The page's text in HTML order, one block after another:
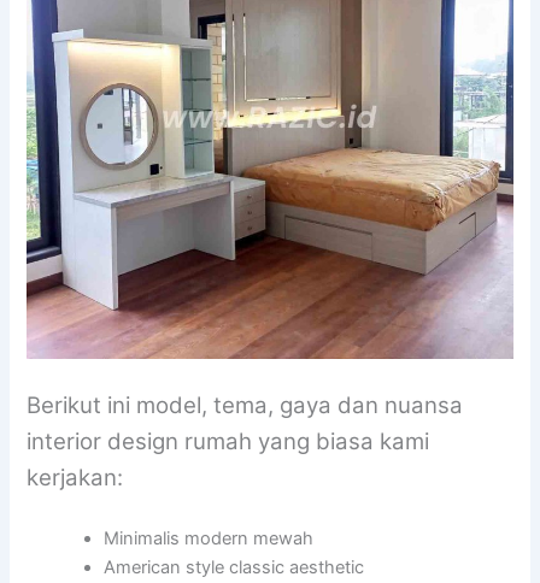
Berikut ini model, tema, gaya dan nuansa
interior design rumah yang biasa kami
kerjakan:
Minimalis modern mewah
American style classic aesthetic